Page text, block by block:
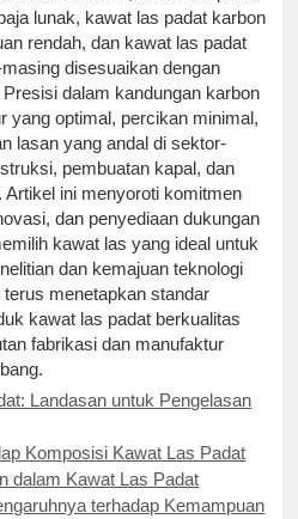
lunak, kawat las padat karbon
rendah, dan kawat las padat
disesuaikan dengan
dalam kandungan karbon
yang optimal, percikan minimal,
lasan yang andal di sektor-
pembuatan kapal, dan
Artikel ini menyoroti komitmen
dan penyediaan dukungan
kawat las yang ideal untuk
dan kemajuan teknologi
menetapkan standar
kawat las padat berkualitas
fabrikasi dan manufaktur
Landasan untuk Pengelasan
Komposisi Kawat Las Padat
dalam Kawat Las Padat
terhadap Kemampuan